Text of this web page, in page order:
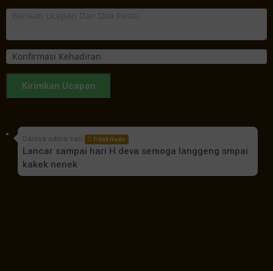
Kirimkan Ucapan
Danisa adma sari Tidak Hadir
Lancar sampai hari H deva semoga langgeng smpai
kakek nenek